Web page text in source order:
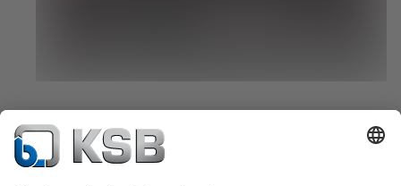
Und? Wann kommen Sie ins Uder Elektromechanik-
Team?